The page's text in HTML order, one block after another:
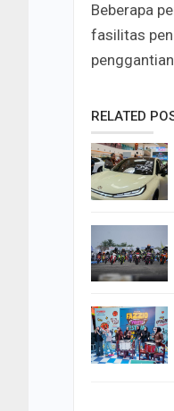
Beberapa
fasilitas
RELATED